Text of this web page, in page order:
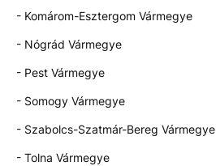
- Komárom-Esztergom Vármegye
- Nógrád Vármegye
- Pest Vármegye
- Somogy Vármegye
- Szabolcs-Szatmár-Bereg Vármegye
- Tolna Vármegye